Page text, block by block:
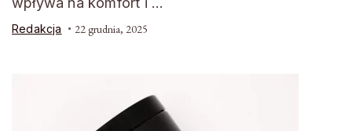
Redakcja 22 grudnia, 2025